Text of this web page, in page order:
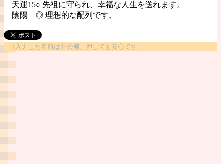
天運15○ 先祖に守られ、幸福な人生を送れます。
陰陽 ◎ 理想的な配列です。
↑入力した名前は非公開。押しても安心です。